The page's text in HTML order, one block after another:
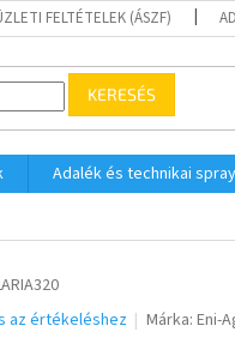
FELTÉTELEK (ÁSZF)
KERESÉS
Adalék és technikai spray
az értékeléshez Márka:Eni-